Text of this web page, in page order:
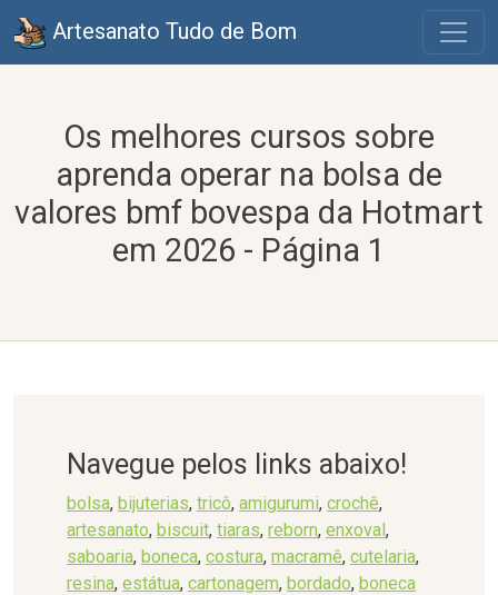
Artesanato Tudo de Bom
Os melhores cursos sobre
aprenda operar na bolsa de
valores bmf bovespa da Hotmart
em 2026 - Página 1
Navegue pelos links abaixo!
bolsa, bijuterias, tricô, amigurumi, crochê,
artesanato, biscuit, tiaras, reborn, enxoval,
saboaria, boneca, costura, macramê, cutelaria,
resina, estátua, cartonagem, bordado, boneca